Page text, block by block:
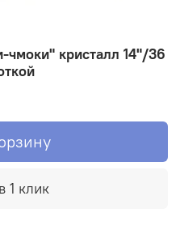
кристалл 14"/36
1 клик